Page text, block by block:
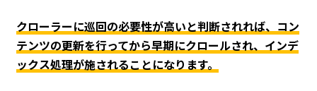
クローラーに巡回の必要性が高いと判断されれば、コン
テンツの更新を行ってから早期にクロールされ、インデ
ックス処理が施されることになります。